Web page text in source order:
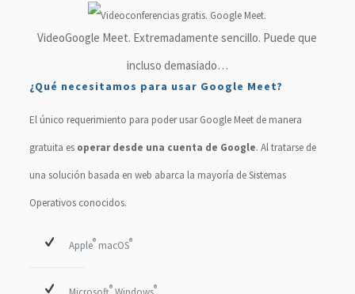
VideoGoogle Meet. Extremadamente sencillo. Puede que
incluso demasiado…
¿Qué necesitamos para usar Google Meet?
El único requerimiento para poder usar Google Meet de manera
gratuita es operar desde una cuenta de Google. Al tratarse de
una solución basada en web abarca la mayoría de Sistemas
Operativos conocidos.
Apple®macOS®
® ®